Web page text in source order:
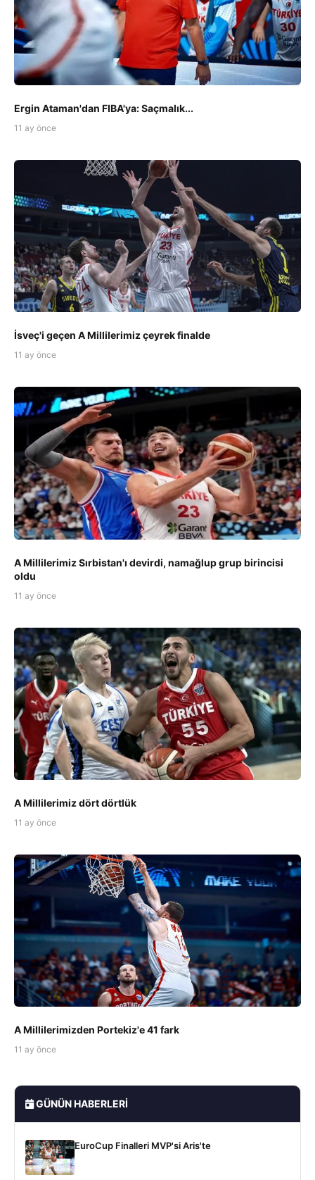
Ergin Ataman'dan FIBA'ya: Saçmalık...
11 ay önce
İsveç'i geçen A Millilerimiz çeyrek finalde
11 ay önce
A Millilerimiz Sırbistan'ı devirdi, namağlup grup birincisi
oldu
11 ay önce
A Millilerimiz dört dörtlük
11 ay önce
A Millilerimizden Portekiz'e 41 fark
11 ay önce
GÜNÜN HABERLERI
EuroCup Finalleri MVP'si Aris'te